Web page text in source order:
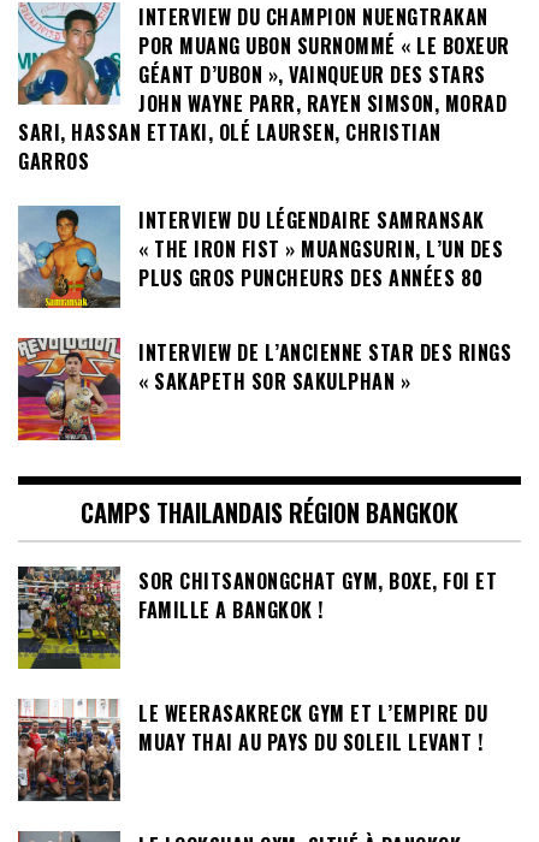
INTERVIEW DU CHAMPION NUENGTRAKAN
POR MUANG UBON SURNOMMÉ « LE BOXEUR
GÉANT D’UBON », VAINQUEUR DES STARS
JOHN WAYNE PARR, RAYEN SIMSON, MORAD
SARI, HASSAN ETTAKI, OLÉ LAURSEN, CHRISTIAN
GARROS
INTERVIEW DU LÉGENDAIRE SAMRANSAK
« THE IRON FIST » MUANGSURIN, L’UN DES
PLUS GROS PUNCHEURS DES ANNÉES 80
INTERVIEW DE L’ANCIENNE STAR DES RINGS
« SAKAPETH SOR SAKULPHAN »
CAMPS THAILANDAIS RÉGION BANGKOK
SOR CHITSANONGCHAT GYM, BOXE, FOI ET
FAMILLE A BANGKOK !
LE WEERASAKRECK GYM ET L’EMPIRE DU
MUAY THAI AU PAYS DU SOLEIL LEVANT !